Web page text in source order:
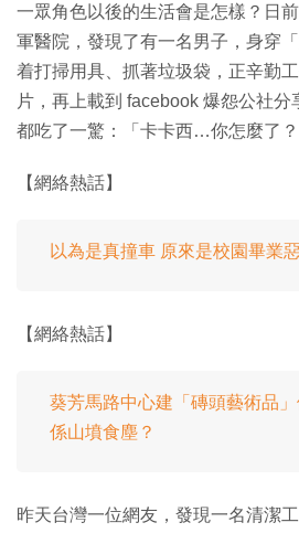
一眾角色以後的生活會是怎樣？日
軍醫院，發現了有一名男子，身穿
着打掃用具、抓著垃圾袋，正辛勤
片，再上載到 facebook 爆怨公社
都吃了一驚：「卡卡西…你怎麼了？
【網絡熱話】
以為是真撞車 原來是校園畢業
【網絡熱話】
葵芳馬路中心建「磚頭藝術品
係山墳食塵？
昨天台灣一位網友，發現一名清潔